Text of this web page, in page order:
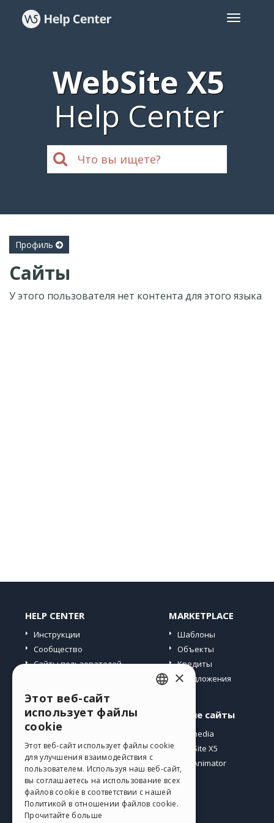
WebSite X5
Help Center
Профиль
Сайты
У этого пользователя нет контента для этого языка
HELP CENTER
Инструкции
Сообщество
Сайты пользователей
MARKETPLACE
Шаблоны
Объекты
Кредиты
Предложения
Профиль
Мои посты
Мои лицензии
Загрузить
Веб-хостинг
Мои кредиты
Другие сайты
Incomedia
WebSite X5
WebAnimator
GERMAN
SPANISH
PORTUGUESE
POLISH
×
Этот веб-сайт
использует файлы
cookie
Этот веб-сайт использует файлы cookie
для улучшения взаимодействия с
пользователем. Используя наш веб-сайт,
вы соглашаетесь на использование всех
файлов cookie в соответствии с нашей
Политикой в ​​отношении файлов cookie.
Прочитайте больше